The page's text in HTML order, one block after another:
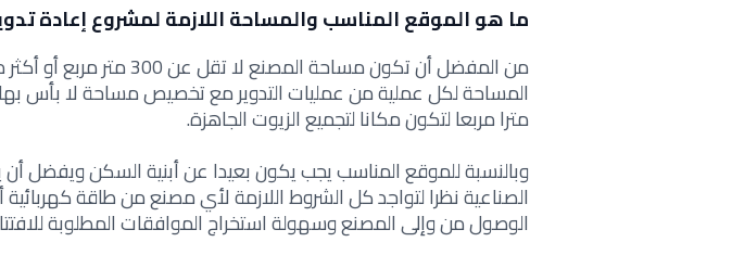
ما هو الموقع المناسب والمساحة اللازمة لمشروع إعادة
من المفضل أن تكون مساحة المصنع لا
المساحة لكل عملية من عمليات التدوير مع تخصيص مساحة لا بأس
مترا مربعا لتكون مكانا لتجميع الزيوت الجاهزة.
وبالنسبة للموقع المناسب يجب يكون بعيدا عن أبنية السكن ويفضل
الصناعية نظرا لتواجد كل الشروط اللازمة لأي مصنع من طاقة
الوصول من وإلى المصنع وسهولة استخراج الموافقات المطلوبة